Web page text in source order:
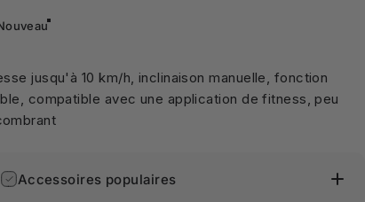
jusqu'à 10 km/h, inclinaison manuelle, fonction
compatible avec une application de fitness, peu
Accessoires populaires